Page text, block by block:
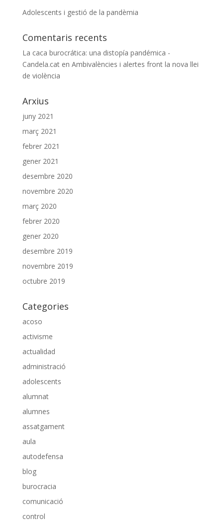
Adolescents i gestió de la pandèmia
Comentaris recents
La caca burocrática: una distopía pandémica -
Candela.caten Ambivalències i alertes front la nova llei
de violència
Arxius
juny 2021
març 2021
febrer 2021
gener 2021
desembre 2020
novembre 2020
març 2020
febrer 2020
gener 2020
desembre 2019
novembre 2019
octubre 2019
Categories
acoso
activisme
actualidad
administració
adolescents
alumnat
alumnes
assatgament
aula
autodefensa
blog
burocracia
comunicació
control